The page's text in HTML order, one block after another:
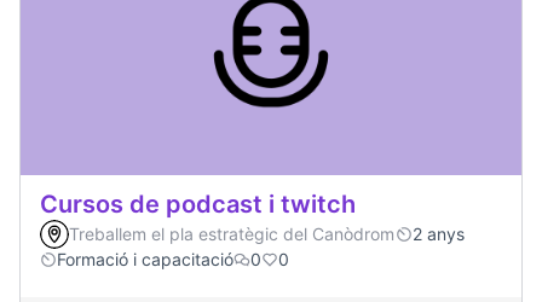
Cursos de podcast i twitch
Treballem el pla estratègic del Canòdrom
2 anys
Formació i capacitació
0 0